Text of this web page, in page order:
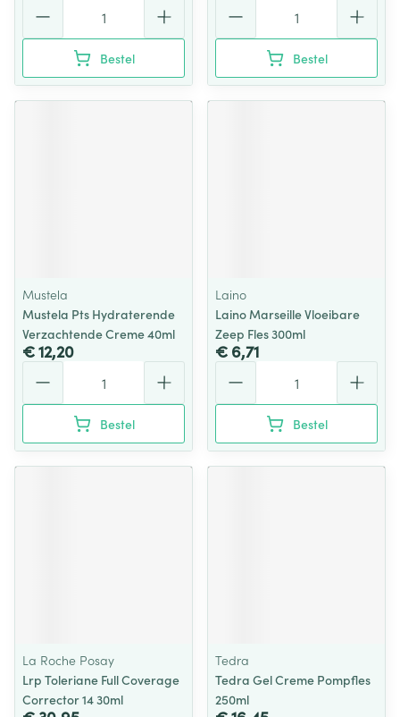
Bestel Bestel
Mustela
Mustela Pts Hydraterende
Verzachtende Creme 40ml
€ 12,20
Bestel
Laino
Laino Marseille Vloeibare
Zeep Fles 300ml
€ 6,71
Bestel
La Roche Posay
Lrp Toleriane Full Coverage
Corrector 14 30ml
Tedra
Tedra Gel Creme Pompfles
250ml